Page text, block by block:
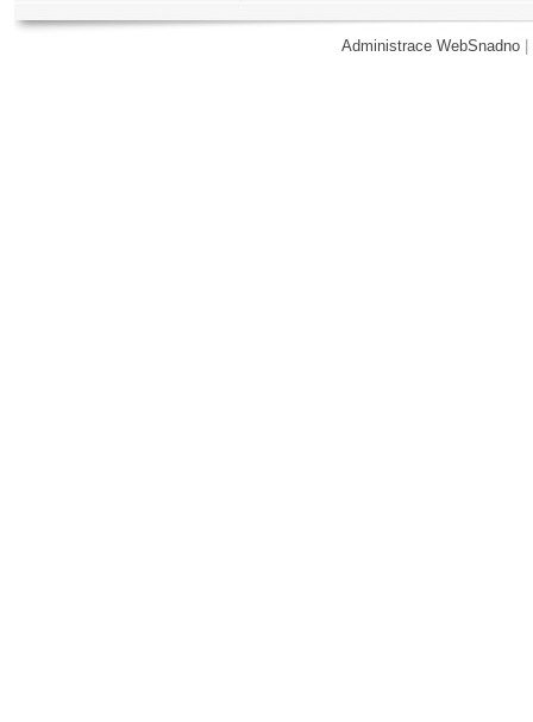
Administrace WebSnadno|